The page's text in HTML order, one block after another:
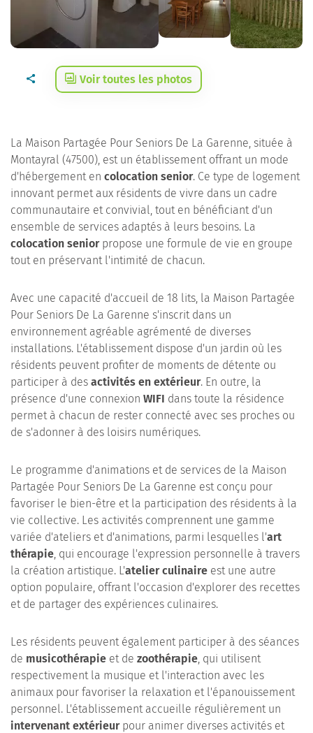
Voir toutes les photos
La Maison Partagée Pour Seniors De La Garenne, située à
Montayral (47500), est un établissement offrant un mode
d'hébergement en colocation senior. Ce type de logement
innovant permet aux résidents de vivre dans un cadre
communautaire et convivial, tout en bénéficiant d'un
ensemble de services adaptés à leurs besoins. La
colocation seniorpropose une formule de vie en groupe
tout en préservant l'intimité de chacun.
Avec une capacité d'accueil de 18 lits, la Maison Partagée
Pour Seniors De La Garenne s'inscrit dans un
environnement agréable agrémenté de diverses
installations. L'établissement dispose d'un jardin où les
résidents peuvent profiter de moments de détente ou
participer à des activités en extérieur. En outre, la
présence d'une connexion WIFI dans toute la résidence
permet à chacun de rester connecté avec ses proches ou
de s'adonner à des loisirs numériques.
Le programme d'animations et de services de la Maison
Partagée Pour Seniors De La Garenne est conçu pour
favoriser le bien-être et la participation des résidents à la
vie collective. Les activités comprennent une gamme
variée d'ateliers et d'animations, parmi lesquelles l'art
thérapie, qui encourage l'expression personnelle à travers
la création artistique. L'atelier culinaire est une autre
option populaire, offrant l'occasion d'explorer des recettes
et de partager des expériences culinaires.
Les résidents peuvent également participer à des séances
de musicothérapie et de zoothérapie, qui utilisent
respectivement la musique et l'interaction avec les
animaux pour favoriser la relaxation et l'épanouissement
personnel. L'établissement accueille régulièrement un
intervenant extérieurpour animer diverses activités et